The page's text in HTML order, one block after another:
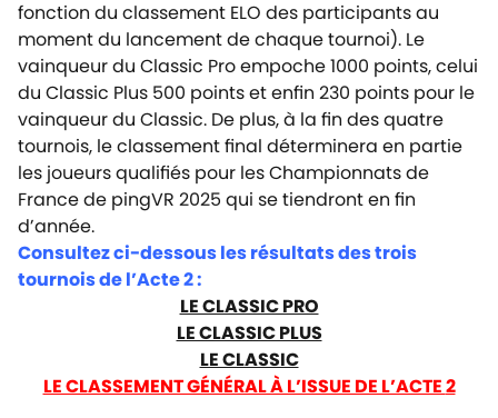
fonction du classement ELO des participants au
moment du lancement de chaque tournoi). Le
vainqueur du Classic Pro empoche 1000 points, celui
du Classic Plus 500 points et enfin 230 points pour le
vainqueur du Classic. De plus, à la fin des quatre
tournois, le classement final déterminera en partie
les joueurs qualifiés pour les Championnats de
France de pingVR 2025 qui se tiendront en fin
d’année.
Consultez ci-dessous les résultats des trois
tournois de l’Acte 2 :
LE CLASSIC PRO
LE CLASSIC PLUS
LE CLASSIC
LE CLASSEMENT GÉNÉRAL À L’ISSUE DE L’ACTE2